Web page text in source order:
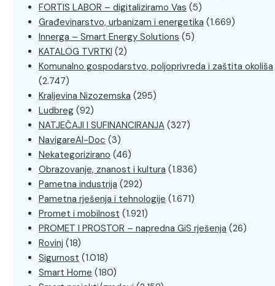
FORTIS LABOR – digitaliziramo Vas (5)
Građevinarstvo, urbanizam i energetika (1.669)
Innerga – Smart Energy Solutions (5)
KATALOG TVRTKI (2)
Komunalno gospodarstvo, poljoprivreda i zaštita okoliša
(2.747)
Kraljevina Nizozemska (295)
Ludbreg (92)
NATJEČAJI I SUFINANCIRANJA (327)
NavigareAI-Doc (3)
Nekategorizirano (46)
Obrazovanje, znanost i kultura (1.836)
Pametna industrija (292)
Pametna rješenja i tehnologije (1.671)
Promet i mobilnost (1.921)
PROMET I PROSTOR – napredna GiS rješenja (26)
Rovinj (18)
Sigurnost (1.018)
Smart Home (180)